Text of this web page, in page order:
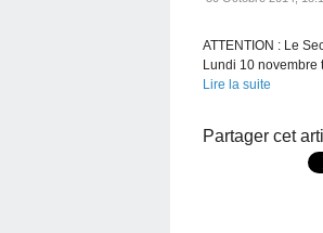
ATTENTION : Le
Lundi 10 novembre
Lire la suite
Partager cet